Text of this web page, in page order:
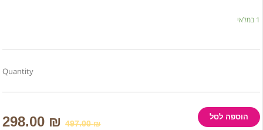
1 במלאי
Quantity
497.00₪
298.00 ₪ הוספה לסל